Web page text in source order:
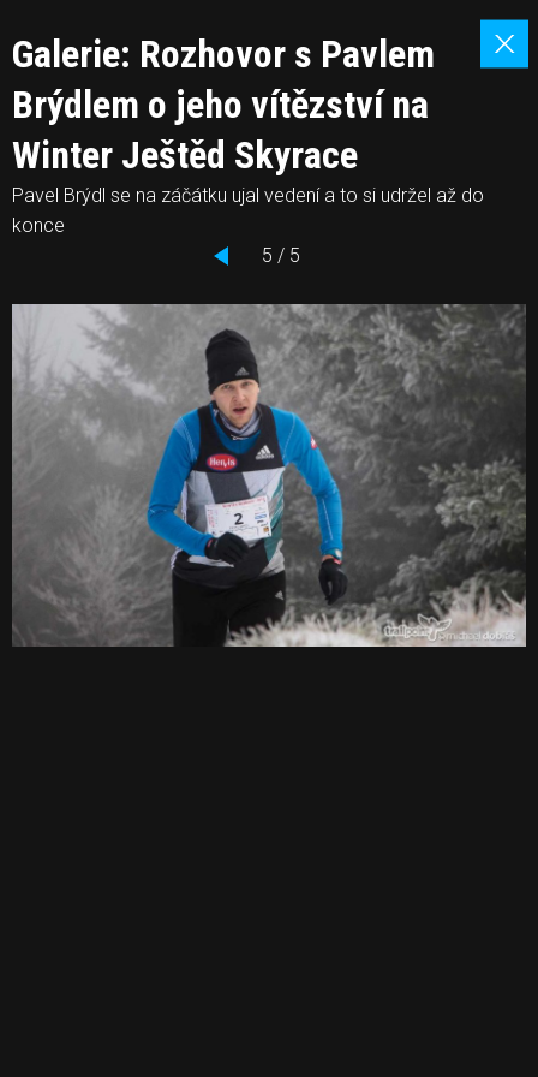
Galerie: Rozhovor s Pavlem
Brýdlem o jeho vítězství na
Winter Ještěd Skyrace
Pavel Brýdl se na záčátku ujal vedení a to si udržel až do
konce
5 / 5